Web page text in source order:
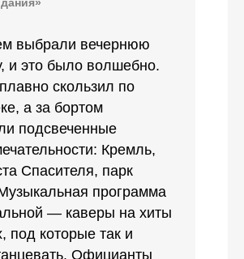
выбрали вечернюю
и это было волшебно.
скользил по
а за бортом
подсвеченные
Кремль,
Спасителя, парк
программа
— каверы на хиты
под которые так и
Официанты